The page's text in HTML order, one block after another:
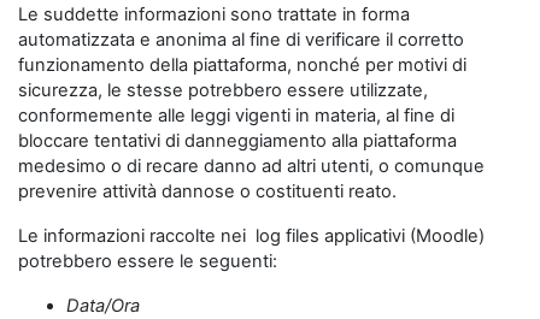
Le suddette informazioni sono trattate in forma
automatizzata e anonima al fine di verificare il corretto
funzionamento della piattaforma, nonché per motivi di
sicurezza, le stesse potrebbero essere utilizzate,
conformemente alle leggi vigenti in materia, al fine di
bloccare tentativi di danneggiamento alla piattaforma
medesimo o di recare danno ad altri utenti, o comunque
prevenire attività dannose o costituenti reato.
Le informazioni raccolte nei log files applicativi (Moodle)
potrebbero essere le seguenti:
Data/Ora